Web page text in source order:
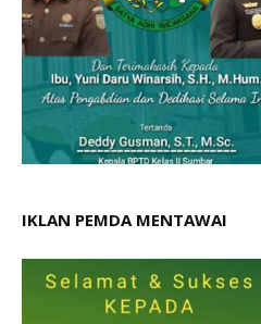
IKLAN PEMDA MENTAWAI